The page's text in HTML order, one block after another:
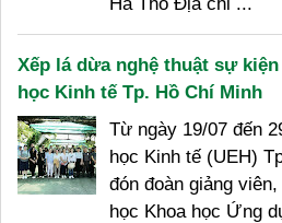
Xếp lá dừa nghệ thuật sự kiện
học Kinh tế Tp. Hồ Chí Minh
Từ ngày 19/07 đến
học Kinh tế (UEH)
đón đoàn giảng
học Khoa học Ứng